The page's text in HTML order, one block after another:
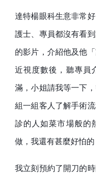
達特楊眼科生意非常
護士、專員都沒有看
的影片，介紹他及他
近視度數後，聽專員
滿，小姐請我等一下
組一組客人了解手術
診的人如菜市場般的
做，我還有甚麼好怕的
我立刻預約了開刀的